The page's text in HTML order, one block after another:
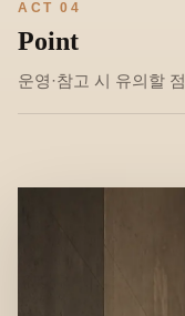
ACT 04
Point
운영·참고 시 유의할 점